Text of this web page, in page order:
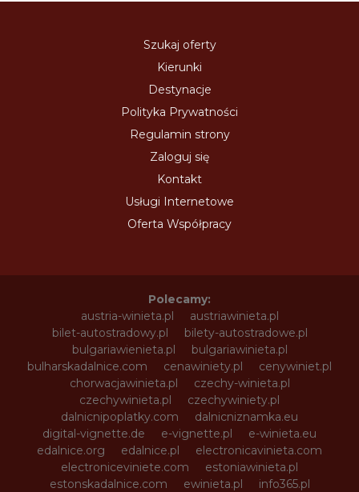
Szukaj oferty
Kierunki
Destynacje
Polityka Prywatności
Regulamin strony
Zaloguj się
Kontakt
Usługi Internetowe
Oferta Współpracy
Polecamy:
austria-winieta.pl
austriawinieta.pl
bilet-autostradowy.pl
bilety-autostradowe.pl
bulgariawienieta.pl
bulgariawinieta.pl
bulharskadalnice.com
cenawiniety.pl
cenywiniet.pl
chorwacjawinieta.pl
czechy-winieta.pl
czechywinieta.pl
czechywiniety.pl
dalnicnipoplatky.com
dalnicniznamka.eu
digital-vignette.de
e-vignette.pl
e-winieta.eu
edalnice.org
edalnice.pl
electronicavinieta.com
electroniceviniete.com
estoniawinieta.pl
estonskadalnice.com
ewinieta.pl
info365.pl